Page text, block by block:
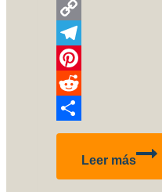
WhatsApp
Copy
Link
Telegram
Pinterest
Reddit
Compartir
Leer más